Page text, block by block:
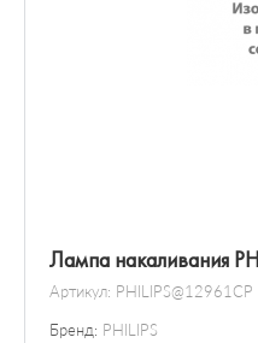
Лампа накаливания
Артикул: PHILIPS@12961CP
Бренд: PHILIPS